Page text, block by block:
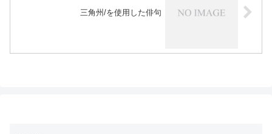
三角州/を使用した俳句